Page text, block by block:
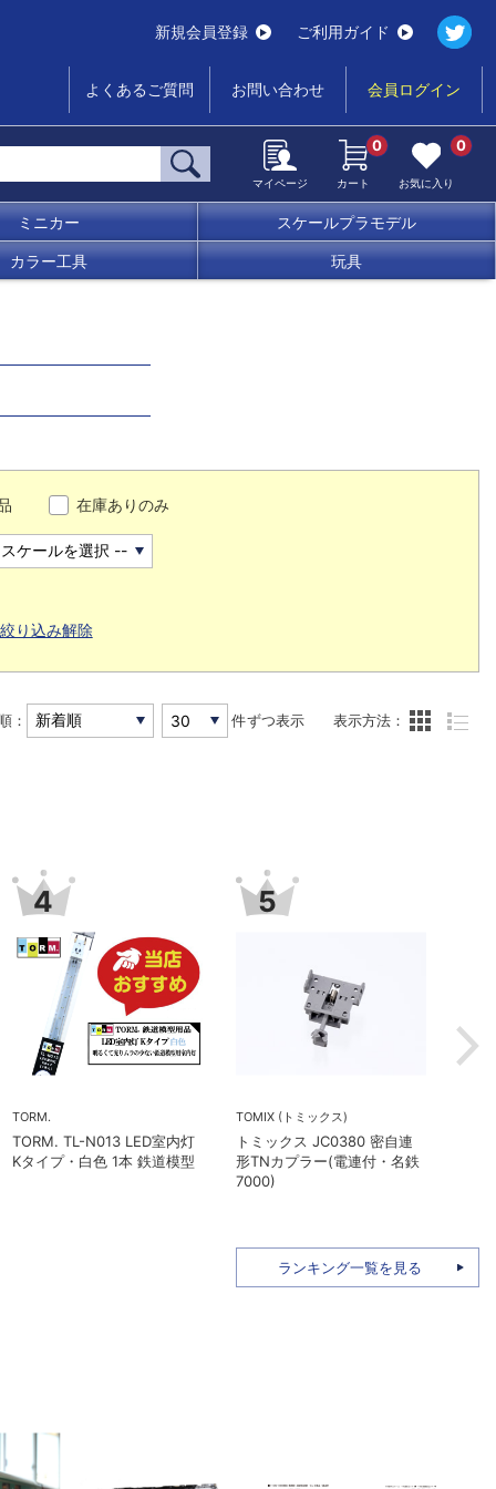
新規会員登録 ご利用ガイド
よくあるご質問 お問い合わせ 会員ログイン
マイページ カート
0
お気に入り
0
ミニカー スケールプラモデル
カラー工具 玩具
在庫ありのみ
絞り込み解除
： 件ずつ表示 表示方法：
ックス)
ス JC0380 密自連
ラー(電連付・名鉄
TOMIX (トミックス)
トミックス 8771 タキ
243000形 日本石油輸送･緑
TORM. TU-
PEフォーム 12
ランキング一覧を見る